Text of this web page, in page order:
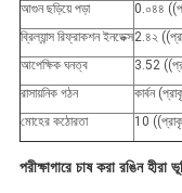
আগুন ছড়িয়ে পড়া
0.০৪৪
ব্রিল্যান্স রিফ্রাকশন ইনডেক্স2.৪২
আপেক্ষিক ঘনত্ব
3.52
রাসায়নিক গঠন
কার্বন
মোহের কঠোরতা
10
পরীক্ষাগারে চাষ করা রঙিন হীরা